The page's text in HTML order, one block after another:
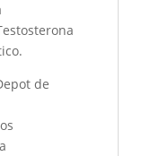
de